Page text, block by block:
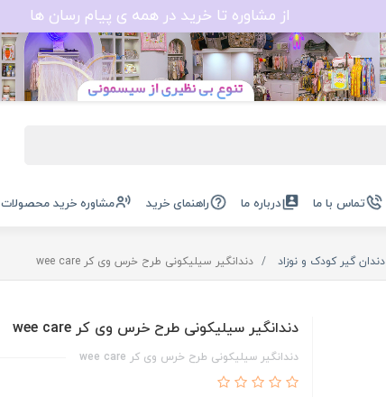
از مشاوره تا خرید در همه ی پیام رسان ها
تماس با ما درباره ما راهنمای خرید مشاوره خرید محصولات
دندان گیر کودک و نوزاد دندانگیر سیلیکونی طرح خرس وی کر wee care
دندانگیر سیلیکونی طرح خرس وی کر wee care
دندانگیر سیلیکونی طرح خرس وی کر wee care